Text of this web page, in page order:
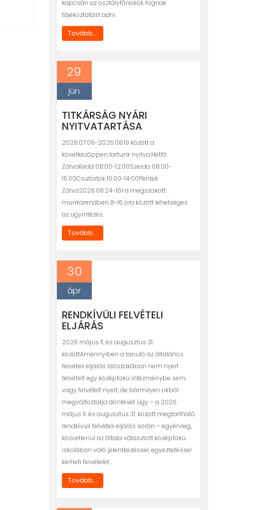
kapcsán az osztályfõnökök fognak
tájékoztatást adni.
Tovább...
29
jún
TITKÁRSÁG NYÁRI
NYITVATARTÁSA
2026.07.06-2026.08.19 között a
következõppen tartunk nyitva:Hétfõ
ZárvaKedd 08:00-12:00Szerda 08:00-
16:00Csütörtök 10:00-14:00Péntek
Zárva2026.08.24-tõl a megszokott
munkarendben 8-16 óra között lehetséges
az ügyintézés.
Tovább...
30
ápr
RENDKÍVÜLI FELVÉTELI
ELJÁRÁS
2026 május 11. és augusztus 31.
közöttAmennyiben a tanuló az általános
felvételi eljárás időszakában nem nyert
felvételt egy középfokú intézménybe sem,
vagy felvételt nyert, de bármilyen okból
megváltoztatja döntését úgy – a 2026.
május 11. és augusztus 31. között megtartható
rendkívüli felvételi eljárás során – egyénileg,
közvetlenül az általa választott középfokú
iskolában való jelentkezéssel, egyeztetéssel
kérheti felvételét…
Tovább...